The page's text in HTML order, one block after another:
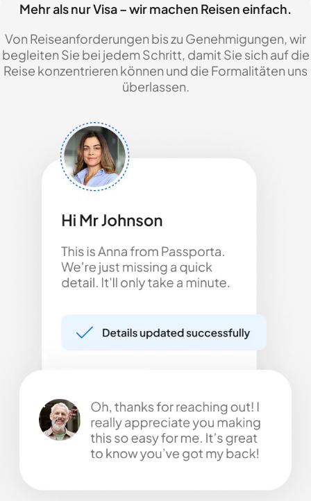
Mehr als nur Visa – wir machen Reisen einfach.
Von Reiseanforderungen bis zu Genehmigungen, wir
begleiten Sie bei jedem Schritt, damit Sie sich auf die
Reise konzentrieren können und die Formalitäten uns
überlassen.